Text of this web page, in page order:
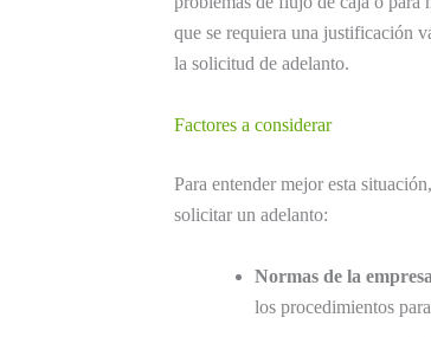
que se requiera una justificación
la solicitud de adelanto.
Factores a considerar
Para entender mejor esta
solicitar un adelanto:
Normas de la
los procedimientos